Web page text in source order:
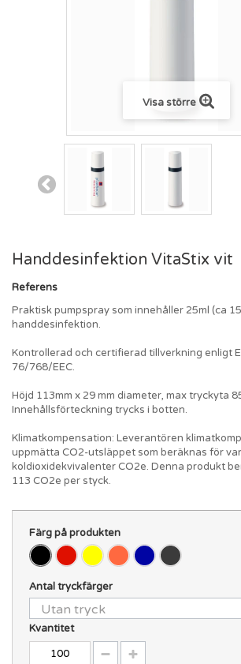
Visa större
Handdesinfektion VitaStix vit
Referens
Praktisk pumpspray som innehåller 25ml (ca
handdesinfektion.
Kontrollerad och certifierad tillverkning enligt
76/768/EEC.
Höjd 113mm x 29 mm diameter, max tryckyta
Innehållsförteckning trycks i botten.
Klimatkompensation: Leverantören
uppmätta CO2-utsläppet som beräknas för
koldioxidekvivalenter CO2e. Denna produkt
113 CO2e per styck.
Färg på produkten
Antal tryckfärger
Kvantitet